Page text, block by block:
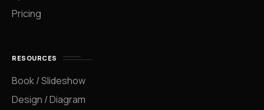
Pricing
RESOURCES
Book / Slideshow
Design / Diagram